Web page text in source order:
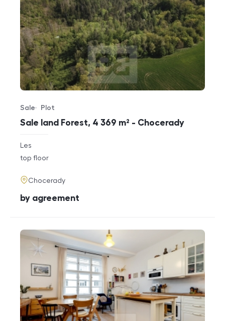
Sale land Forest, 4 369 m² - Chocerady
Offer type
Sale
Property type
Plot
rozměry
disposition
Les
funkce
top floor
adresa
Chocerady
cena
by agreement